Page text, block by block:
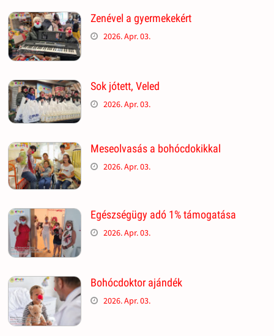
Zenével a gyermekekért
2026. Apr. 03.
Sok jótett, Veled
2026. Apr. 03.
Meseolvasás a bohócdokikkal
2026. Apr. 03.
Egészségügy adó 1% támogatása
2026. Apr. 03.
Bohócdoktor ajándék
2026. Apr. 03.